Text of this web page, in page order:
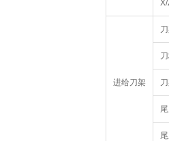
进给刀架